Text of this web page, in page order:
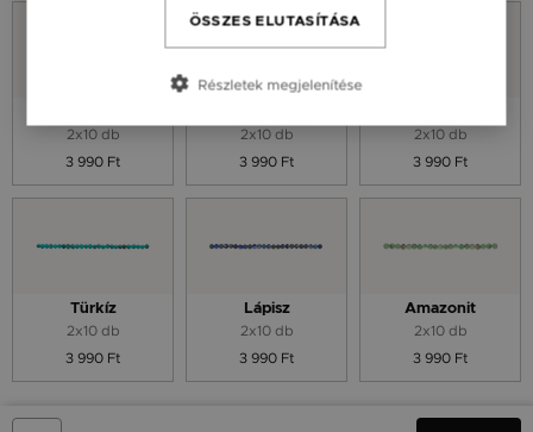
2x10 db
3 990 Ft
2x10 db
3 990 Ft
2x10 db
3 990 Ft
Türkíz
2x10 db
3 990 Ft
Lápisz
2x10 db
3 990 Ft
Amazonit
2x10 db
3 990 Ft
ÖSSZES ELUTASÍTÁSA
Részletek megjelenítése